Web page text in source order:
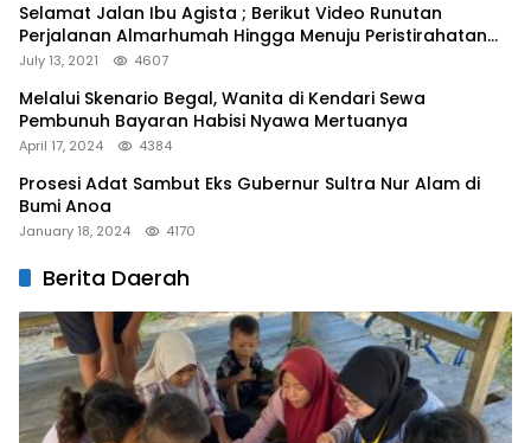
Selamat Jalan Ibu Agista ; Berikut Video Runutan
Perjalanan Almarhumah Hingga Menuju Peristirahatan
Terakhir
July 13, 2021 4607
Melalui Skenario Begal, Wanita di Kendari Sewa
Pembunuh Bayaran Habisi Nyawa Mertuanya
April 17, 2024 4384
Prosesi Adat Sambut Eks Gubernur Sultra Nur Alam di
Bumi Anoa
January 18, 2024 4170
Berita Daerah